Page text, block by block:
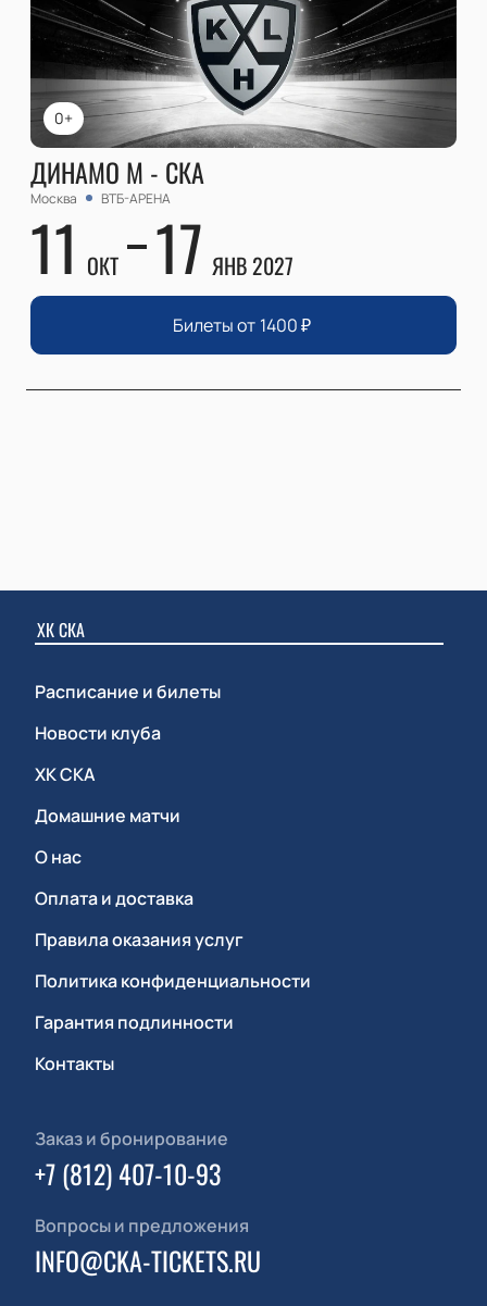
0+
ДИНАМО М - СКА
Москва ВТБ-АРЕНА
11 ОКТ 17 ЯНВ 2027
Билеты от 1400₽
ХК СКА
Расписание и билеты
Новости клуба
ХК СКА
Домашние матчи
О нас
Оплата и доставка
Правила оказания услуг
Политика конфиденциальности
Гарантия подлинности
Контакты
Заказ и бронирование
+7 (812) 407-10-93
Вопросы и предложения
INFO@CKA-TICKETS.RU